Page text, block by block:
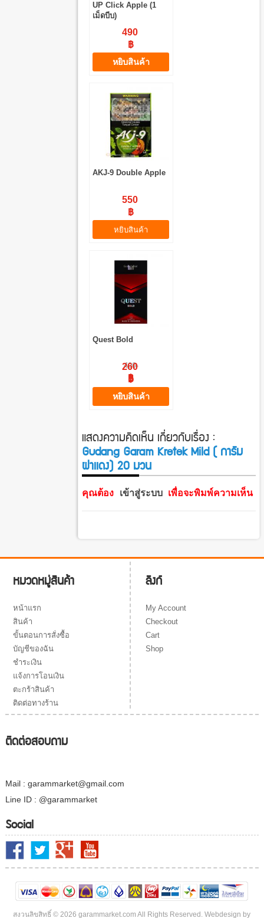
UP Click Apple (1
เม็ดบีบ)
490
฿
หยิบสินค้า
AKJ-9 Double Apple
550
฿
หยิบสินค้า
Quest Bold
400
฿
260
฿
หยิบสินค้า
แสดงความคิดเห็น เกี่ยวกับเรื่อง :
Gudang Garam Kretek Mild ( การัม
ฝาเเดง) 20 มวน
คุณต้อง เข้าสู่ระบบ เพื่อจะพิมพ์ความเห็น
หมวดหมู่สินค้า
หน้าแรก
สินค้า
ขั้นตอนการสั่งซื้อ
บัญชีของฉัน
ชำระเงิน
แจ้งการโอนเงิน
ตะกร้าสินค้า
ติดต่อทางร้าน
ลิงก์
My Account
Checkout
Cart
Shop
ติดต่อสอบถาม
Mail : garammarket@gmail.com
Line ID : @garammarket
Social
สงวนลิขสิทธิ์ © 2026 garammarket.com All Rights Reserved. Webdesign by